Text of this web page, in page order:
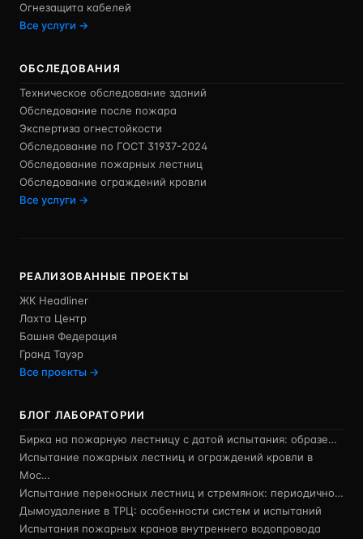
Огнезащита кабелей
Все услуги →
ОБСЛЕДОВАНИЯ
Техническое обследование зданий
Обследование после пожара
Экспертиза огнестойкости
Обследование по ГОСТ 31937-2024
Обследование пожарных лестниц
Обследование ограждений кровли
Все услуги →
РЕАЛИЗОВАННЫЕ ПРОЕКТЫ
ЖК Headliner
Лахта Центр
Башня Федерация
Гранд Тауэр
Все проекты →
БЛОГ ЛАБОРАТОРИИ
Бирка на пожарную лестницу с датой испытания: образе…
Испытание пожарных лестниц и ограждений кровли в
Мос…
Испытание переносных лестниц и стремянок: периодично…
Дымоудаление в ТРЦ: особенности систем и испытаний
Испытания пожарных кранов внутреннего водопровода